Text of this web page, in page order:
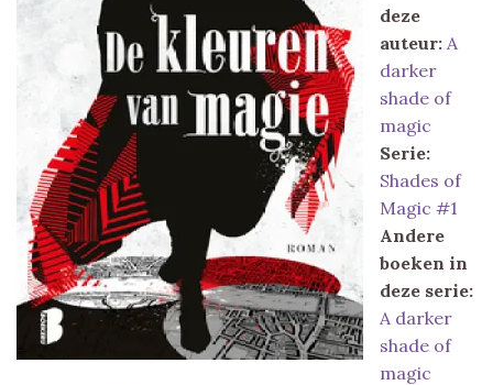
deze
auteur: A
darker
shade of
magic
Serie:
Shades of
Magic #1
Andere
boeken in
deze serie:
A darker
shade of
magic